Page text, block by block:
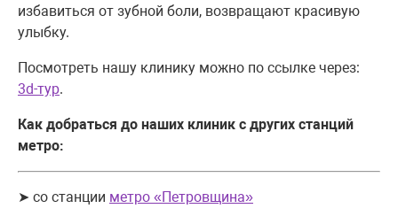
избавиться от зубной боли, возвращают красивую
улыбку.
Посмотреть нашу клинику можно по ссылке через:
3d-тур.
Как добраться до наших клиник с других станций
метро:
➤ со станции метро «Петровщина»